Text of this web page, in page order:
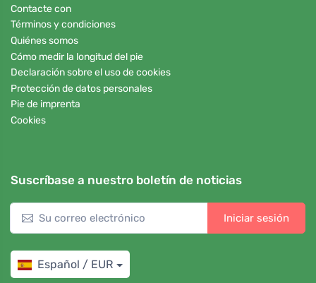
Contacte con
Términos y condiciones
Quiénes somos
Cómo medir la longitud del pie
Declaración sobre el uso de cookies
Protección de datos personales
Pie de imprenta
Cookies
Suscríbase a nuestro boletín de noticias
Iniciar sesión
Español / EUR